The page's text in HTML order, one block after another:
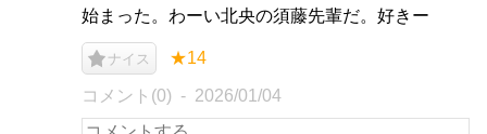
始まった。わーい北央の須藤先輩だ。好きー
ナイス ★14
コメント(0) 2026/01/04